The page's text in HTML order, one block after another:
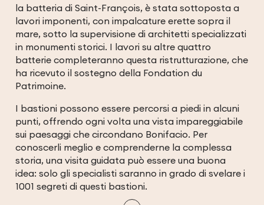
la batteria di Saint-François, è stata sottoposta a
lavori imponenti, con impalcature erette sopra il
mare, sotto la supervisione di architetti specializzati
in monumenti storici. I lavori su altre quattro
batterie completeranno questa ristrutturazione, che
ha ricevuto il sostegno della Fondation du
Patrimoine.
I bastioni possono essere percorsi a piedi in alcuni
punti, offrendo ogni volta una vista impareggiabile
sui paesaggi che circondano Bonifacio. Per
conoscerli meglio e comprenderne la complessa
storia, una visita guidata può essere una buona
idea: solo gli specialisti saranno in grado di svelare i
1001 segreti di questi bastioni.